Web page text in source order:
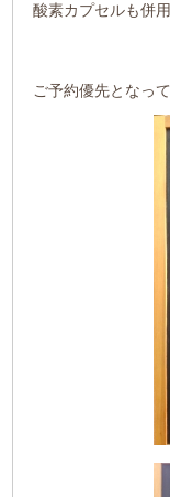
酸素カプセルも併
ご予約優先となっ